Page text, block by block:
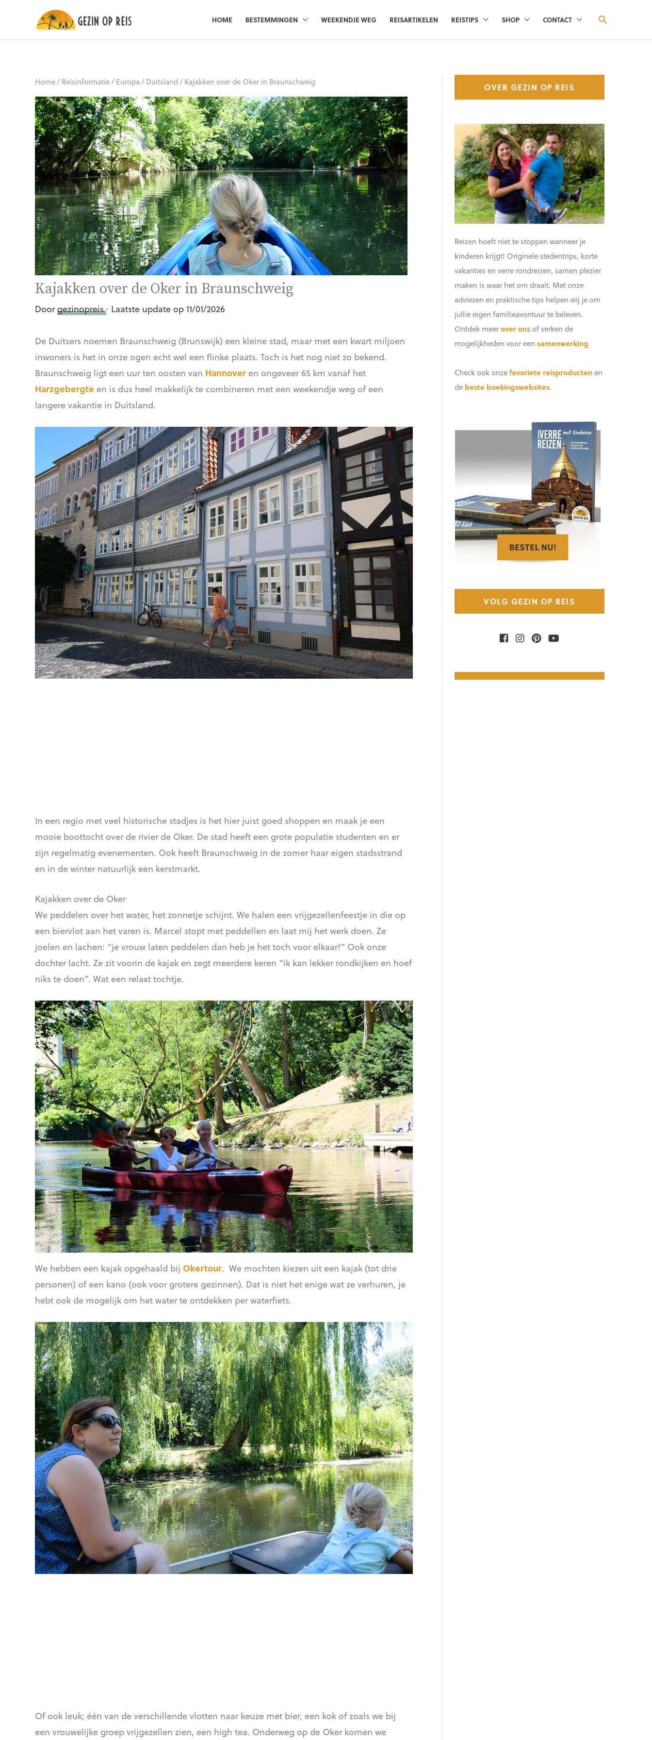
HOME BESTEMMINGEN WEEKENDJE WEG REISARTIKELEN REISTIPS SHOP CONTACT ZOEKEN
Home/ Reisinformatie/ Europa / Duitsland / Kajakken over de Oker in Braunschweig
Kajakken over de Oker in Braunschweig
Doorgezinopreis· Laatste update op 11/01/2026
De Duitsers noemen Braunschweig (Brunswijk) een kleine stad, maar met een kwart miljoen
inwoners is het in onze ogen echt wel een flinke plaats. Toch is het nog niet zo bekend.
Braunschweig ligt een uur ten oosten van Hannoveren ongeveer 65 km vanaf het
Harzgebergte en is dus heel makkelijk te combineren met een weekendje weg of een
langere vakantie in Duitsland.
In een regio met veel historische stadjes is het hier juist goed shoppen en maak je een
mooie boottocht over de rivier de Oker. De stad heeft een grote populatie studenten en er
zijn regelmatig evenementen. Ook heeft Braunschweig in de zomer haar eigen stadsstrand
en in de winter natuurlijk een kerstmarkt.
Kajakken over de Oker
We peddelen over het water, het zonnetje schijnt. We halen een vrijgezellenfeestje in die op
een biervlot aan het varen is. Marcel stopt met peddellen en laat mij het werk doen. Ze
joelen en lachen: “je vrouw laten peddelen dan heb je het toch voor elkaar!” Ook onze
dochter lacht. Ze zit voorin de kajak en zegt meerdere keren “ik kan lekker rondkijken en hoef
niks te doen”. Wat een relaxt tochtje.
We hebben een kajak opgehaald bij Okertour. We mochten kiezen uit een kajak (tot drie
personen) of een kano (ook voor grotere gezinnen). Dat is niet het enige wat ze verhuren, je
hebt ook de mogelijk om het water te ontdekken per waterfiets.
Of ook leuk; één van de verschillende vlotten naar keuze met bier, een kok of zoals we bij
een vrouwelijke groep vrijgezellen zien, een high tea. Onderweg op de Oker komen we
OVER GEZIN OP REIS
Reizen hoeft niet te stoppen wanneer je
kinderen krijgt! Originele stedentrips, korte
vakanties en verre rondreizen, samen plezier
maken is waar het om draait. Met onze
adviezen en praktische tips helpen wij je om
jullie eigen familieavontuur te beleven.
Ontdek meerover onsof verken de
mogelijkheden voor een samenwerking.
Check ook onzefavoriete reisproductenen
de beste boekingswebsites.
VOLG GEZIN OP REIS